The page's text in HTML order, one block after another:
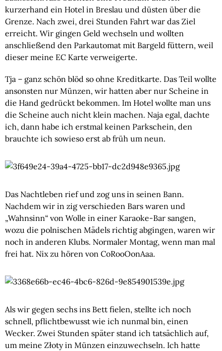
kurzerhand ein Hotel in Breslau und düsten über die
Grenze. Nach zwei, drei Stunden Fahrt war das Ziel
erreicht. Wir gingen Geld wechseln und wollten
anschließend den Parkautomat mit Bargeld füttern, weil
dieser meine EC Karte verweigerte.
Tja – ganz schön blöd so ohne Kreditkarte. Das Teil wollte
ansonsten nur Münzen, wir hatten aber nur Scheine in
die Hand gedrückt bekommen. Im Hotel wollte man uns
die Scheine auch nicht klein machen. Naja egal, dachte
ich, dann habe ich erstmal keinen Parkschein, den
brauchte ich sowieso erst ab früh um neun.
Das Nachtleben rief und zog uns in seinen Bann.
Nachdem wir in zig verschieden Bars waren und
„Wahnsinn“ von Wolle in einer Karaoke-Bar sangen,
wozu die polnischen Mädels richtig abgingen, waren wir
noch in anderen Klubs. Normaler Montag, wenn man mal
frei hat. Nix zu hören von CoRooOonAaa.
Als wir gegen sechs ins Bett fielen, stellte ich noch
schnell, pflichtbewusst wie ich nunmal bin, einen
Wecker. Zwei Stunden später stand ich tatsächlich auf,
um meine Złoty in Münzen einzuwechseln. Ich hatte